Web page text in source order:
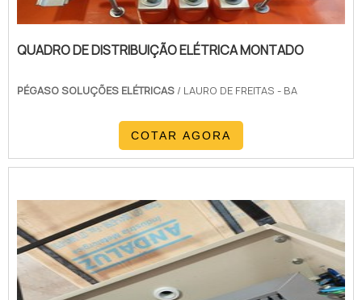
QUADRO DE DISTRIBUIÇÃO ELÉTRICA MONTADO
PÉGASO SOLUÇÕES ELÉTRICAS / LAURO DE FREITAS - BA
COTAR AGORA